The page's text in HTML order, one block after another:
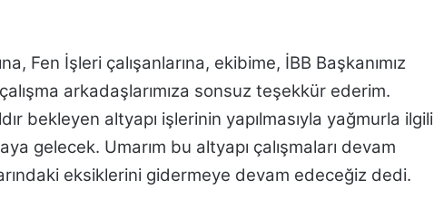
Fen İşleri çalışanlarına, ekibime, İBB Başkanımız
arkadaşlarımıza sonsuz teşekkür ederim.
bekleyen altyapı işlerinin yapılmasıyla yağmurla ilgili
gelecek. Umarım bu altyapı çalışmaları devam
eksiklerini gidermeye devam edeceğiz dedi.